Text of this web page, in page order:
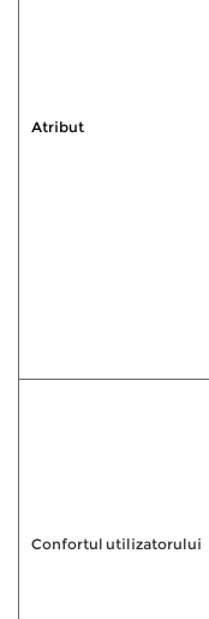
Atribut
Confortul utilizatorului